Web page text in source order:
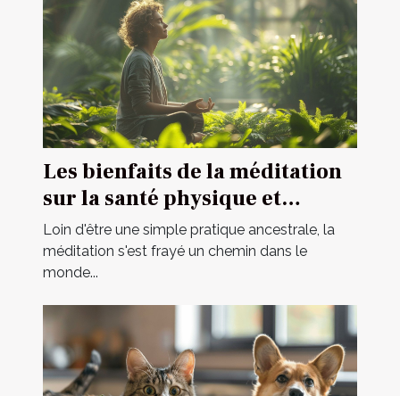
Les bienfaits de la méditation
sur la santé physique et
mentale comment débuter une
pratique méditative pour les
débutants
Loin d'être une simple pratique ancestrale, la
méditation s'est frayé un chemin dans le
monde...